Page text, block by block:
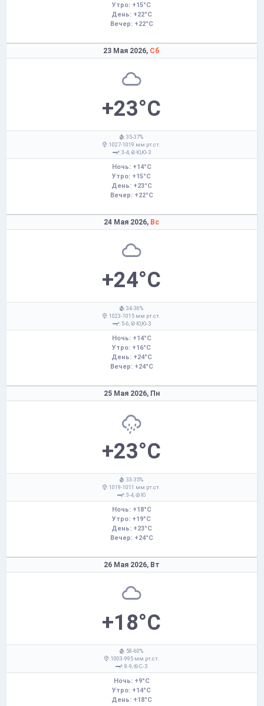
Утро: +15°C
День: +22°C
Вечер: +22°C
23 Мая 2026, Сб
+23°C
: 35-37%
: 1027-1019 мм рт.ст.
: 3-4,
Ю,Ю-З
Ночь: +14°C
Утро: +15°C
День: +23°C
Вечер: +22°C
24 Мая 2026, Вс
+24°C
: 34-36%
: 1023-1015 мм рт.ст.
: 5-6,
Ю,Ю-З
Ночь: +14°C
Утро: +16°C
День: +24°C
Вечер: +24°C
25 Мая 2026, Пн
+23°C
: 33-35%
: 1019-1011 мм рт.ст.
: 3-4,
Ю
Ночь: +18°C
Утро: +19°C
День: +23°C
Вечер: +24°C
26 Мая 2026, Вт
+18°C
: 58-60%
: 1003-995 мм рт.ст.
: 8-9,
С-З
Ночь: +9°C
Утро: +14°C
День: +18°C